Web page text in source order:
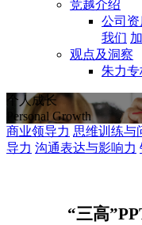
竞越介绍
公司
我们
观点及洞察
朱力专
个人成长
Personal Growth
商业领导力 思维训练与
导力 沟通表达与影响力
“三高